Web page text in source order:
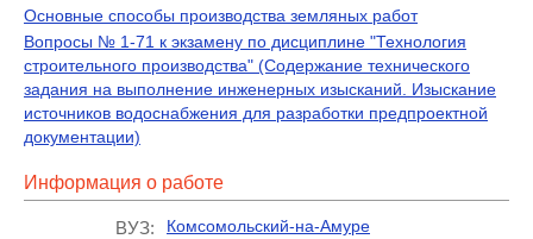
Основные способы производства земляных работ
Вопросы № 1-71 к экзамену по дисциплине "Технология
строительного производства" (Содержание технического
задания на выполнение инженерных изысканий. Изыскание
источников водоснабжения для разработки предпроектной
документации)
Информация о работе
ВУЗ:
Комсомольский-на-Амуре